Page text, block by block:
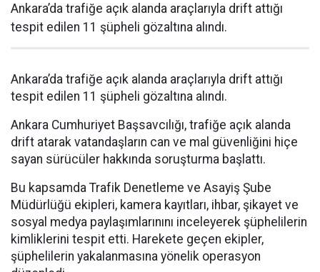
Ankara’da trafiğe açık alanda araçlarıyla drift attığı
tespit edilen 11 şüpheli gözaltına alındı.
Ankara’da trafiğe açık alanda araçlarıyla drift attığı
tespit edilen 11 şüpheli gözaltına alındı.
Ankara Cumhuriyet Başsavcılığı, trafiğe açık alanda
drift atarak vatandaşların can ve mal güvenliğini hiçe
sayan sürücüler hakkında soruşturma başlattı.
Bu kapsamda Trafik Denetleme ve Asayiş Şube
Müdürlüğü ekipleri, kamera kayıtları, ihbar, şikayet ve
sosyal medya paylaşımlarınını inceleyerek şüphelilerin
kimliklerini tespit etti. Harekete geçen ekipler,
şüphelilerin yakalanmasına yönelik operasyon